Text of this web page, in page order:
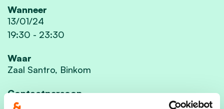
Wanneer
13/01/24
19:30 - 23:30
Waar
Zaal Santro, Binkom
Contactpersoon
Jo Pierson